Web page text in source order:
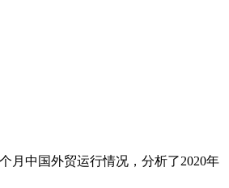
月中国外贸运行情况，分析了2020年